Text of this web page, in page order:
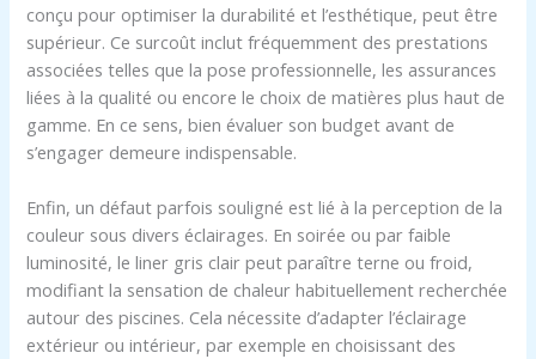
conçu pour optimiser la durabilité et l’esthétique, peut être
supérieur. Ce surcoût inclut fréquemment des prestations
associées telles que la pose professionnelle, les assurances
liées à la qualité ou encore le choix de matières plus haut de
gamme. En ce sens, bien évaluer son budget avant de
s’engager demeure indispensable.
Enfin, un défaut parfois souligné est lié à la perception de la
couleur sous divers éclairages. En soirée ou par faible
luminosité, le liner gris clair peut paraître terne ou froid,
modifiant la sensation de chaleur habituellement recherchée
autour des piscines. Cela nécessite d’adapter l’éclairage
extérieur ou intérieur, par exemple en choisissant des